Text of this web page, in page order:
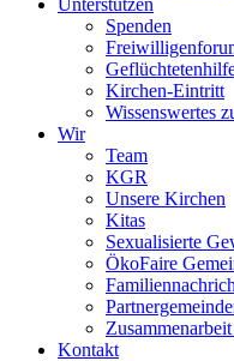
Unterstützen
Spenden
Kirchen-Eintritt
Wissenswertes
Wir
Team
KGR
Unsere Kirchen
Kitas
Sexualisierte
ÖkoFaire
Kontakt